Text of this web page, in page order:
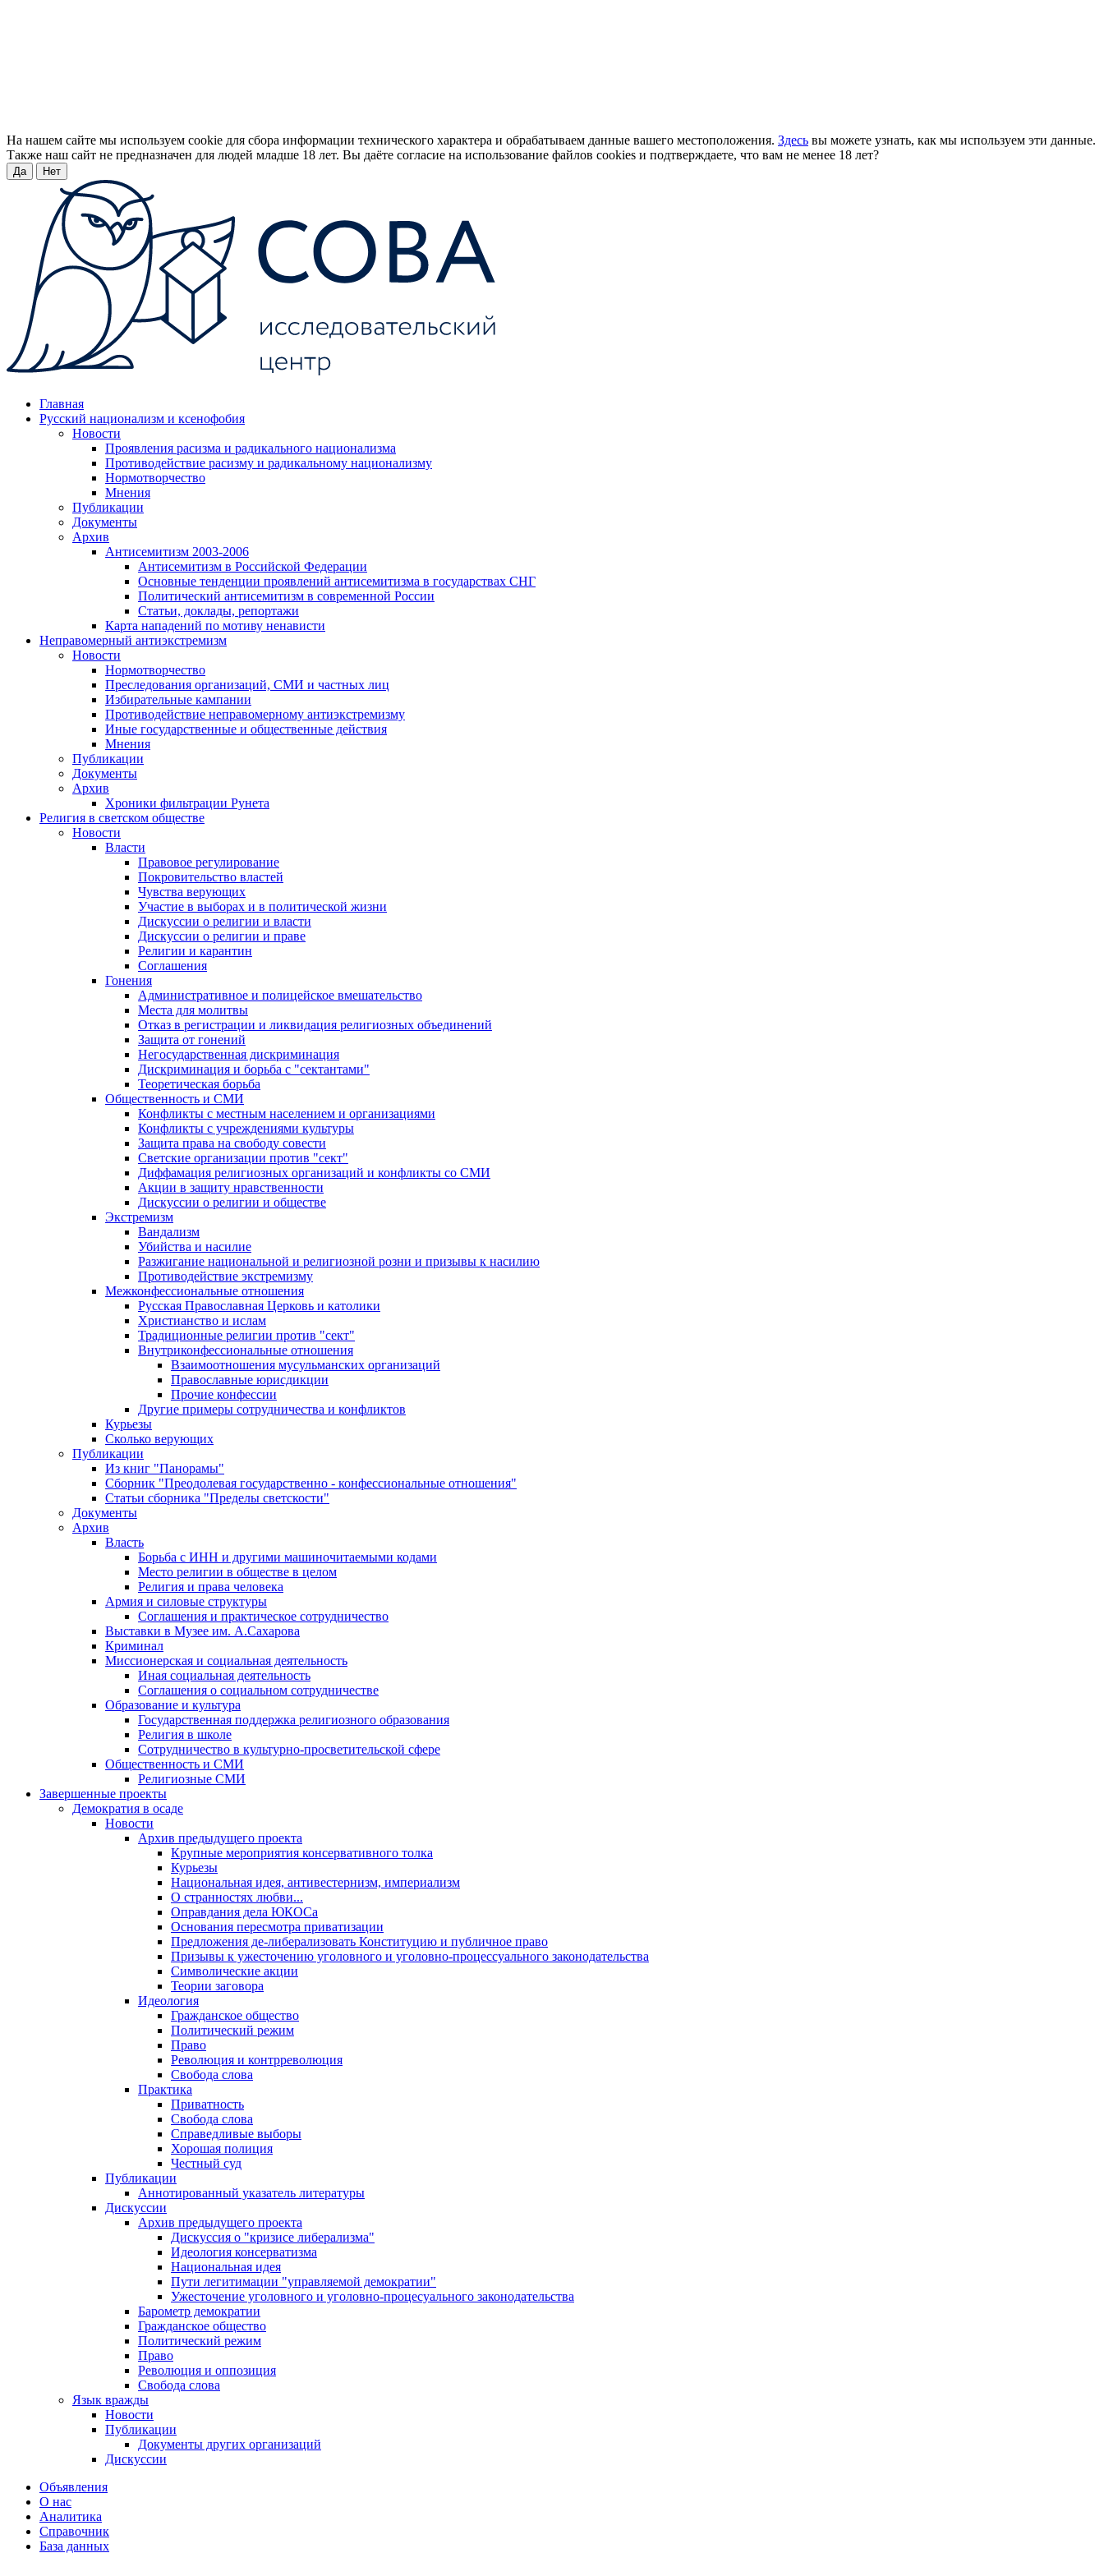
На нашем сайте мы используем cookie для сбора информации технического характера и обрабатываем данные вашего местоположения. Здесь вы можете узнать, как мы используем эти данные.
Также наш сайт не предназначен для людей младше 18 лет. Вы даёте согласие на использование файлов cookies и подтверждаете, что вам не менее 18 лет?
Да Нет
Главная
Русский национализм и ксенофобия
Новости
Проявления расизма и радикального национализма
Противодействие расизму и радикальному национализму
Нормотворчество
Мнения
Публикации
Документы
Архив
Антисемитизм 2003-2006
Антисемитизм в Российской Федерации
Основные тенденции проявлений антисемитизма в государствах СНГ
Политический антисемитизм в современной России
Статьи, доклады, репортажи
Карта нападений по мотиву ненависти
Неправомерный антиэкстремизм
Новости
Нормотворчество
Преследования организаций, СМИ и частных лиц
Избирательные кампании
Противодействие неправомерному антиэкстремизму
Иные государственные и общественные действия
Мнения
Публикации
Документы
Архив
Хроники фильтрации Рунета
Религия в светском обществе
Новости
Власти
Правовое регулирование
Покровительство властей
Чувства верующих
Участие в выборах и в политической жизни
Дискуссии о религии и власти
Дискуссии о религии и праве
Религии и карантин
Соглашения
Гонения
Административное и полицейское вмешательство
Места для молитвы
Отказ в регистрации и ликвидация религиозных объединений
Защита от гонений
Негосударственная дискриминация
Дискриминация и борьба с "сектантами"
Теоретическая борьба
Общественность и СМИ
Конфликты с местным населением и организациями
Конфликты с учреждениями культуры
Защита права на свободу совести
Светские организации против "сект"
Диффамация религиозных организаций и конфликты со СМИ
Акции в защиту нравственности
Дискуссии о религии и обществе
Экстремизм
Вандализм
Убийства и насилие
Разжигание национальной и религиозной розни и призывы к насилию
Противодействие экстремизму
Межконфессиональные отношения
Русская Православная Церковь и католики
Христианство и ислам
Традиционные религии против "сект"
Внутриконфессиональные отношения
Взаимоотношения мусульманских организаций
Православные юрисдикции
Прочие конфессии
Другие примеры сотрудничества и конфликтов
Курьезы
Сколько верующих
Публикации
Из книг "Панорамы"
Сборник "Преодолевая государственно - конфессиональные отношения"
Статьи сборника "Пределы светскости"
Документы
Архив
Власть
Борьба с ИНН и другими машиночитаемыми кодами
Место религии в обществе в целом
Религия и права человека
Армия и силовые структуры
Соглашения и практическое сотрудничество
Выставки в Музее им. А.Сахарова
Криминал
Миссионерская и социальная деятельность
Иная социальная деятельность
Соглашения о социальном сотрудничестве
Образование и культура
Государственная поддержка религиозного образования
Религия в школе
Сотрудничество в культурно-просветительской сфере
Общественность и СМИ
Религиозные СМИ
Завершенные проекты
Демократия в осаде
Новости
Архив предыдущего проекта
Крупные мероприятия консервативного толка
Курьезы
Национальная идея, антивестернизм, империализм
О странностях любви...
Оправдания дела ЮКОСа
Основания пересмотра приватизации
Предложения де-либерализовать Конституцию и публичное право
Призывы к ужесточению уголовного и уголовно-процессуального законодательства
Символические акции
Теории заговора
Идеология
Гражданское общество
Политический режим
Право
Революция и контрреволюция
Свобода слова
Практика
Приватность
Свобода слова
Справедливые выборы
Хорошая полиция
Честный суд
Публикации
Аннотированный указатель литературы
Дискуссии
Архив предыдущего проекта
Дискуссия о "кризисе либерализма"
Идеология консерватизма
Национальная идея
Пути легитимации "управляемой демократии"
Ужесточение уголовного и уголовно-процесуального законодательства
Барометр демократии
Гражданское общество
Политический режим
Право
Революция и оппозиция
Свобода слова
Язык вражды
Новости
Публикации
Документы других организаций
Дискуссии
Объявления
О нас
Аналитика
Справочник
База данных